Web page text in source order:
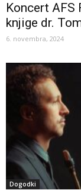
Koncert AFS
knjige dr.
6. novembra, 2024
Dogodki